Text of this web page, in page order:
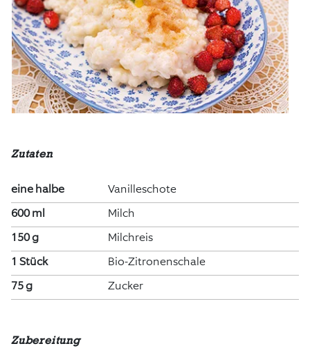
Zutaten
eine halbe
Vanilleschote
600 ml
Milch
150 g
Milchreis
1 Stück
Bio-Zitronenschale
75 g
Zucker
Zubereitung